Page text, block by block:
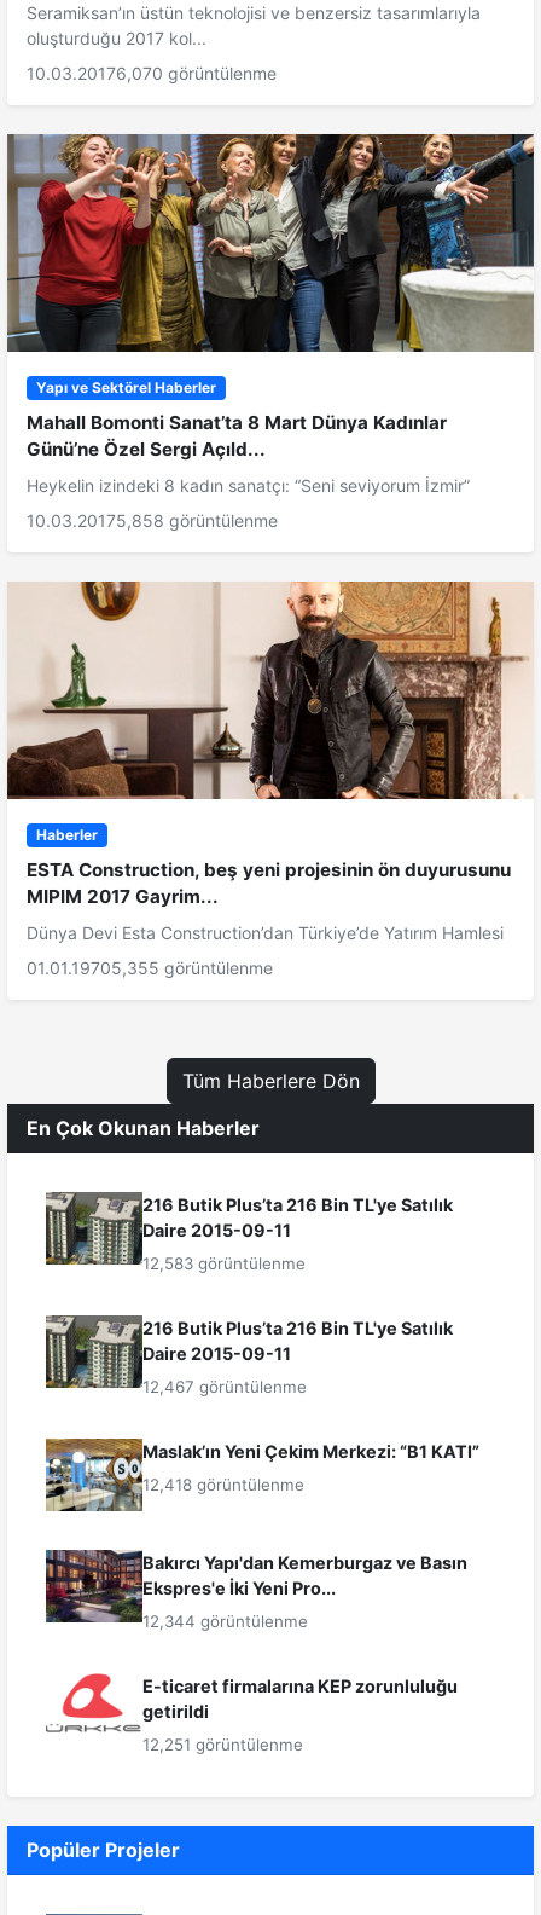
Seramiksan’ın üstün teknolojisi ve benzersiz tasarımlarıyla
oluşturduğu 2017 kol...
10.03.20176,070 görüntülenme
Yapı ve Sektörel Haberler
Mahall Bomonti Sanat’ta 8 Mart Dünya Kadınlar
Günü’ne Özel Sergi Açıld...
Heykelin izindeki 8 kadın sanatçı: “Seni seviyorum İzmir”
10.03.20175,858 görüntülenme
Haberler
ESTA Construction, beş yeni projesinin ön duyurusunu
MIPIM 2017 Gayrim...
Dünya Devi Esta Construction’dan Türkiye’de Yatırım Hamlesi
01.01.19705,355 görüntülenme
Tüm Haberlere Dön
En Çok Okunan Haberler
216 Butik Plus’ta 216 Bin TL'ye Satılık
Daire 2015-09-11
12,583 görüntülenme
216 Butik Plus’ta 216 Bin TL'ye Satılık
Daire 2015-09-11
12,467 görüntülenme
Maslak’ın Yeni Çekim Merkezi: “B1 KATI”
12,418 görüntülenme
Bakırcı Yapı'dan Kemerburgaz ve Basın
Ekspres'e İki Yeni Pro...
12,344 görüntülenme
E-ticaret firmalarına KEP zorunluluğu
getirildi
12,251 görüntülenme
Popüler Projeler